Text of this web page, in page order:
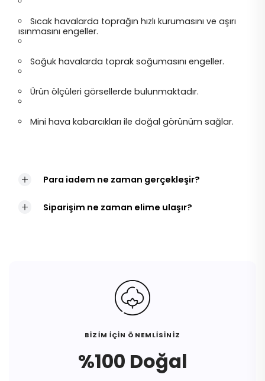
Sıcak havalarda toprağın hızlı kurumasını ve aşırı
ısınmasını engeller.
Soğuk havalarda toprak soğumasını engeller.
Ürün ölçüleri görsellerde bulunmaktadır.
Mini hava kabarcıkları ile doğal görünüm sağlar.
Para iadem ne zaman gerçekleşir?
Siparişim ne zaman elime ulaşır?
BİZİM İÇİN ÖNEMLİSİNİZ
%100 Doğal